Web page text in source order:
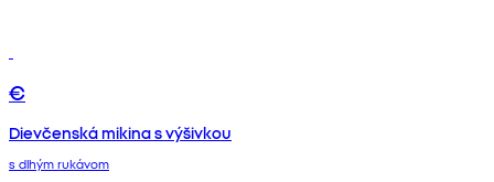
€
Dievčenská mikina s výšivkou
s dlhým rukávom